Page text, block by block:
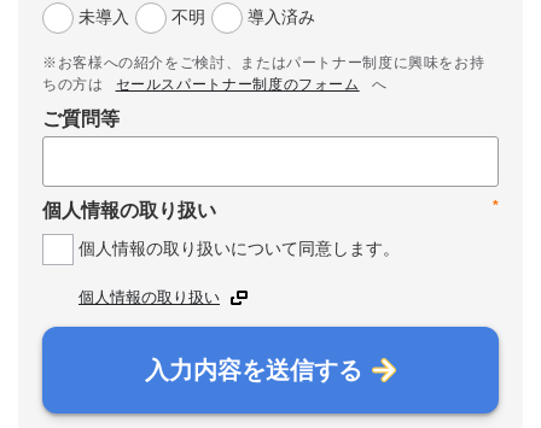
未導入
不明 導入済み
※お客様への紹介をご検討、またはパートナー制度に興味をお持
ちの方は
セールスパートナー制度のフォーム へ
ご質問等
*
個人情報の取り扱い
個人情報の取り扱いについて同意します。
個人情報の取り扱い
入力内容を送信する